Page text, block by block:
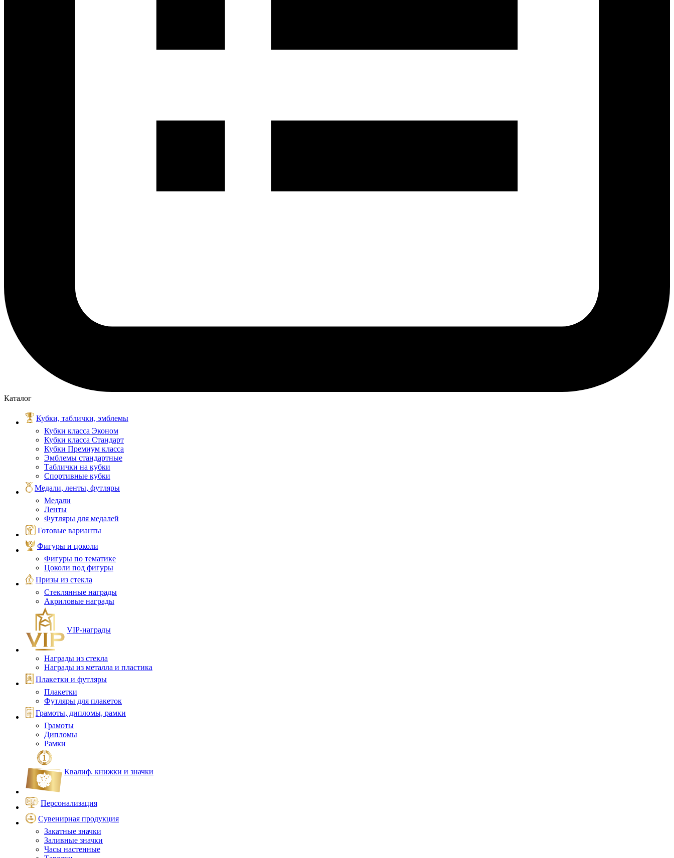
Каталог
Кубки, таблички, эмблемы
Кубки класса Эконом
Кубки класса Стандарт
Кубки Премиум класса
Эмблемы стандартные
Таблички на кубки
Спортивные кубки
Медали, ленты, футляры
Медали
Ленты
Футляры для медалей
Готовые варианты
Фигуры и цоколи
Фигуры по тематике
Цоколи под фигуры
Призы из стекла
Стеклянные награды
Акриловые награды
VIP‑награды
Награды из стекла
Награды из металла и пластика
Плакетки и футляры
Плакетки
Футляры для плакеток
Грамоты, дипломы, рамки
Грамоты
Дипломы
Рамки
Квалиф. книжки и значки
Персонализация
Сувенирная продукция
Закатные значки
Заливные значки
Часы настенные